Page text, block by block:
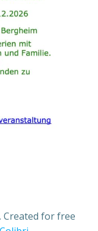
Created for free